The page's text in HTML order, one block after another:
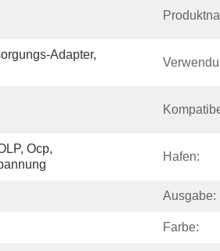
Adapter,
Ocp,
Hafen:
Ausgabe:
Farbe: